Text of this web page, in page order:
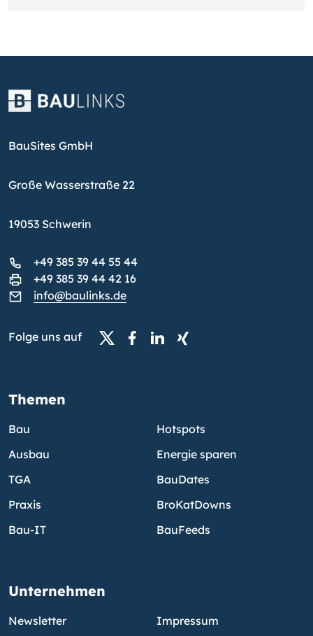
BauSites GmbH
Große Wasserstraße 22
19053 Schwerin
+49 385 39 44 55 44
+49 385 39 44 42 16
info@baulinks.de
Folge uns auf
Themen
Bau
Ausbau
TGA
Praxis
Bau-IT
Hotspots
Energie sparen
BauDates
BroKatDowns
BauFeeds
Unternehmen
Newsletter Impressum